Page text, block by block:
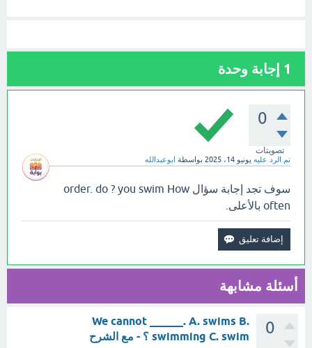
1 إجابة وحدة
0
تصويتات
تم الرد عليه يونيو 14، 2025 بواسطة ابوعبدالله
سوف تجد إجابة سؤال order. do ? you swim How
often بالأعلى.
أسئلة مشابهة
0
We cannot ______. A. swims B.
swimming C. swim ؟ - مع الشرح